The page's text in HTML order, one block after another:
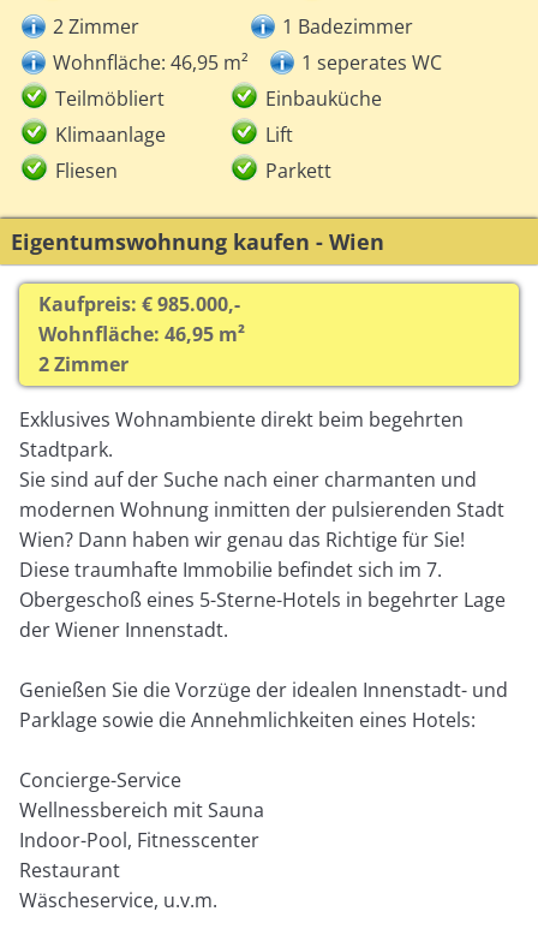
2 Zimmer
1 Badezimmer
Wohnfläche: 46,95 m²
1 seperates WC
Teilmöbliert
Einbauküche
Klimaanlage
Lift
Fliesen
Parkett
Eigentumswohnung kaufen - Wien
Kaufpreis: € 985.000,-
Wohnfläche: 46,95 m²
2 Zimmer
Exklusives Wohnambiente direkt beim begehrten
Stadtpark.
Sie sind auf der Suche nach einer charmanten und
modernen Wohnung inmitten der pulsierenden Stadt
Wien? Dann haben wir genau das Richtige für Sie!
Diese traumhafte Immobilie befindet sich im 7.
Obergeschoß eines 5-Sterne-Hotels in begehrter Lage
der Wiener Innenstadt.
Genießen Sie die Vorzüge der idealen Innenstadt- und
Parklage sowie die Annehmlichkeiten eines Hotels:
Concierge-Service
Wellnessbereich mit Sauna
Indoor-Pool, Fitnesscenter
Restaurant
Wäscheservice, u.v.m.